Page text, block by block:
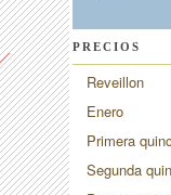
PRECIOS
Reveillon
Enero
Primera
Segunda